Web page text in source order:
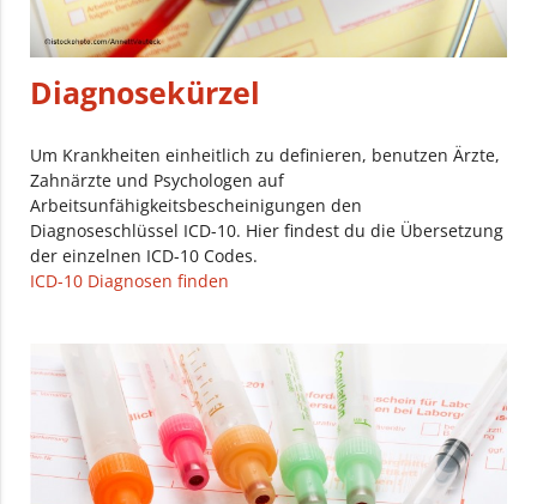
Diagnosekürzel
Um Krankheiten einheitlich zu definieren, benutzen Ärzte,
Zahnärzte und Psychologen auf
Arbeitsunfähigkeitsbescheinigungen den
Diagnoseschlüssel ICD-10. Hier findest du die Übersetzung
der einzelnen ICD-10 Codes.
ICD-10 Diagnosen finden